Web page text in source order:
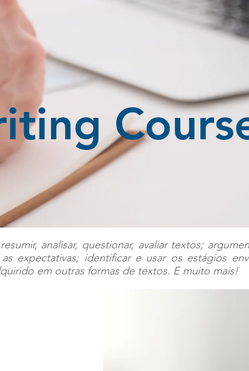
analisar, questionar, avaliar textos;
expectativas; identificar e usar os estágios
em outras formas de textos. E muito mais!